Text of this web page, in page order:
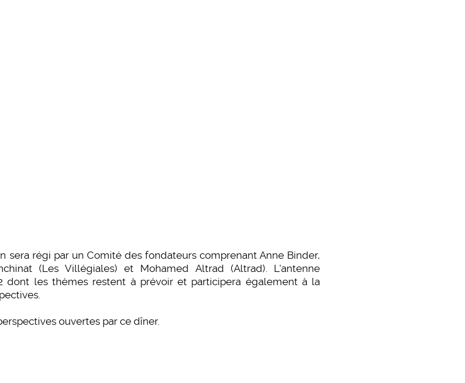
régi par un Comité des fondateurs comprenant Anne Binder,
(Les Villégiales) et Mohamed Altrad (Altrad). L'antenne
dont les thèmes restent à prévoir et participera également à la
ouvertes par ce dîner.